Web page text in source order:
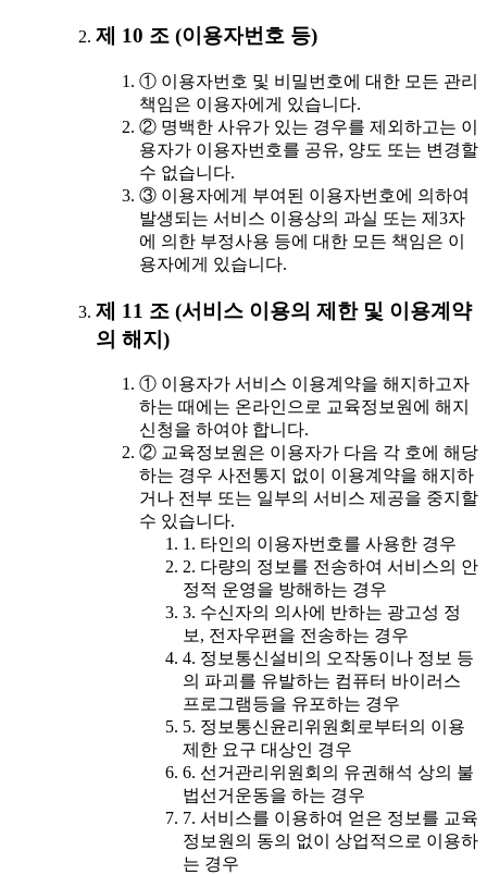
제 10 조 (이용자번호 등)
① 이용자번호 및 비밀번호에 대한 모든 관리
책임은 이용자에게 있습니다.
② 명백한 사유가 있는 경우를 제외하고는 이
용자가 이용자번호를 공유, 양도 또는 변경할
수 없습니다.
③ 이용자에게 부여된 이용자번호에 의하여
발생되는 서비스 이용상의 과실 또는 제3자
에 의한 부정사용 등에 대한 모든 책임은 이
용자에게 있습니다.
제 11 조 (서비스 이용의 제한 및 이용계약
의 해지)
① 이용자가 서비스 이용계약을 해지하고자
하는 때에는 온라인으로 교육정보원에 해지
신청을 하여야 합니다.
② 교육정보원은 이용자가 다음 각 호에 해당
하는 경우 사전통지 없이 이용계약을 해지하
거나 전부 또는 일부의 서비스 제공을 중지할
수 있습니다.
1. 타인의 이용자번호를 사용한 경우
2. 다량의 정보를 전송하여 서비스의 안
정적 운영을 방해하는 경우
3. 수신자의 의사에 반하는 광고성 정
보, 전자우편을 전송하는 경우
4. 정보통신설비의 오작동이나 정보 등
의 파괴를 유발하는 컴퓨터 바이러스
프로그램등을 유포하는 경우
5. 정보통신윤리위원회로부터의 이용
제한 요구 대상인 경우
6. 선거관리위원회의 유권해석 상의 불
법선거운동을 하는 경우
7. 서비스를 이용하여 얻은 정보를 교육
정보원의 동의 없이 상업적으로 이용하
는 경우